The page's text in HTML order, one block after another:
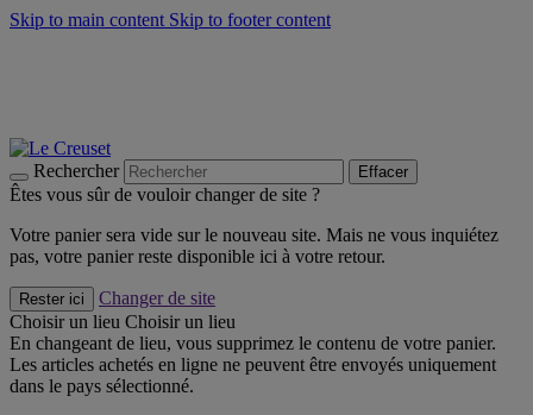
Skip to main content Skip to footer content
Rechercher Effacer
Êtes vous sûr de vouloir changer de site ?
Votre panier sera vide sur le nouveau site. Mais ne vous inquiétez
pas, votre panier reste disponible ici à votre retour.
Rester ici
Changer de site
Choisir un lieu Choisir un lieu
En changeant de lieu, vous supprimez le contenu de votre panier.
Les articles achetés en ligne ne peuvent être envoyés uniquement
dans le pays sélectionné.